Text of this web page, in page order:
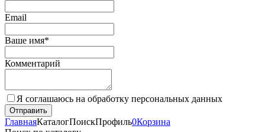
Email
Ваше имя*
Комментарий
Я соглашаюсь на обработку персональных данных
ГлавнаяКаталогПоискПрофиль0Корзина